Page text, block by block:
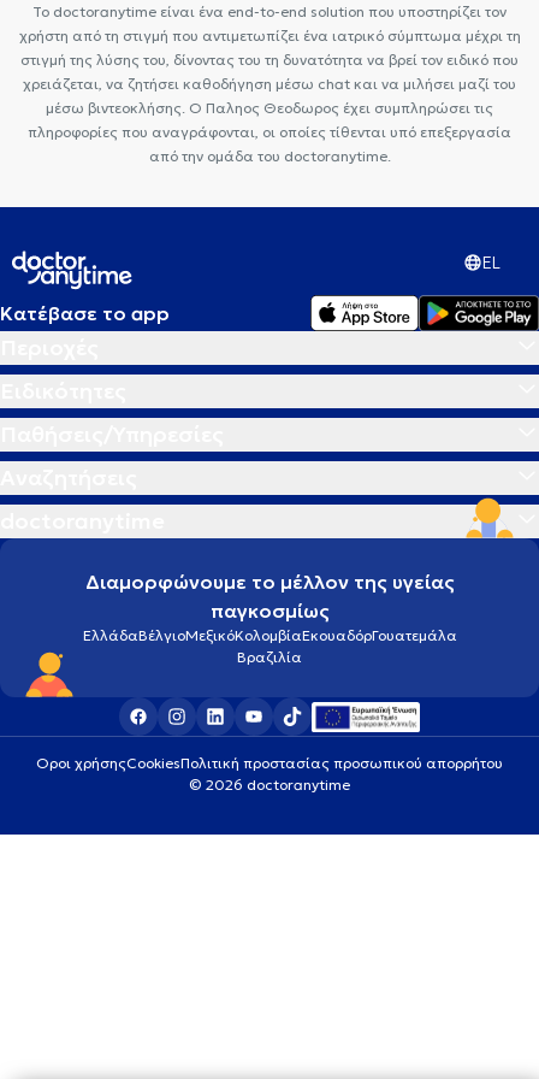
Το doctoranytime είναι ένα end-to-end solution που υποστηρίζει τον
χρήστη από τη στιγμή που αντιμετωπίζει ένα ιατρικό σύμπτωμα μέχρι τη
στιγμή της λύσης του, δίνοντας του τη δυνατότητα να βρεί τον ειδικό που
χρειάζεται, να ζητήσει καθοδήγηση μέσω chat και να μιλήσει μαζί του
μέσω βιντεοκλήσης. Ο Παληος Θεοδωρος έχει συμπληρώσει τις
πληροφορίες που αναγράφονται, οι οποίες τίθενται υπό επεξεργασία
από την ομάδα του doctoranytime.
EL
Κατέβασε το app
Διαμορφώνουμε το μέλλον της υγείας
παγκοσμίως
ΕλλάδαΒέλγιοΜεξικόΚολομβίαΕκουαδόρΓουατεμάλα
Βραζιλία
Οροι χρήσηςCookiesΠολιτική προστασίας προσωπικού απορρήτου
© 2026 doctoranytime